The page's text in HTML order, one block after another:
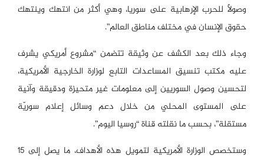
وصولاً للحرب الإرهابية على سوريا، وهي أكثر من انتهك وينتهك
حقوق الإنسان في مختلف مناطق العالم”.
وجاء ذلك بعد الكشف عن وثيقة تتضمن “مشروع أمريكي يشرف
عليه مكتب تنسيق المساعدات التابع لوزارة الخارجية الأمريكية،
لتحسين وصول السوريين إلى معلومات غير متحيزة ودقيقة وآنية
على المستوى المحلي من خلال دعم وسائل إعلام سوريّة
مستقلة”، بحسب ما نقلته قناة “روسيا اليوم”.
وستخصص الوزارة الأمريكية لتمويل هذه الأهداف، ما يصل إلى 15